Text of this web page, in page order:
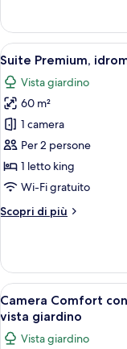
piscina
Comfort,
idromassaggio,
vista
piscina
Apri
tutte
le
foto
per
Suite
Premium,
idromassaggio
1
Suite Premium,
Vista giardino
60 m²
1 camera
Per 2 persone
1 letto king
Wi-Fi gratuito
Scopri di più
Altri
Premium,
idromassaggio
Apri
tutte
le
10
Camera Comfort
vista giardino
Vista giardino